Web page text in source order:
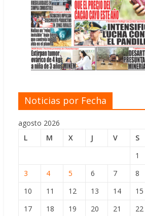
Noticias por Fecha
agosto 2026
L
M X J V S
1
3
4 5 6 7 8
10
11 12 13 14 15
17
18 19 20 21 22